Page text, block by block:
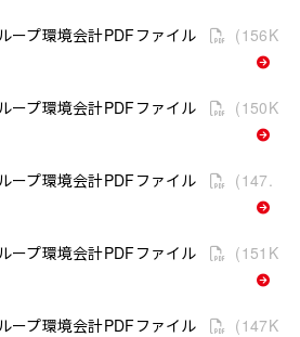
ープ環境会計PDFファイル
(156K
ープ環境会計PDFファイル
(150K
ープ環境会計PDFファイル
(147.
ープ環境会計PDFファイル
(151K
ープ環境会計PDFファイル
(147K